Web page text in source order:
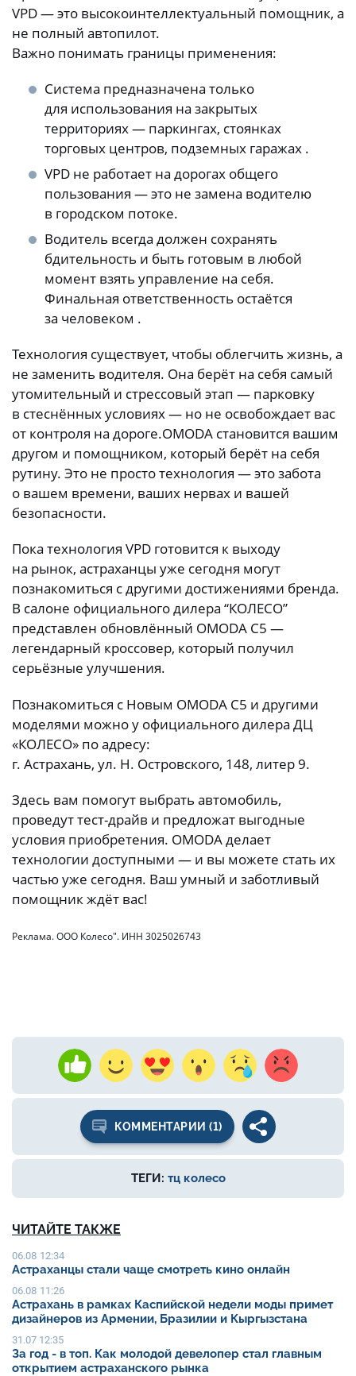
VPD — это высокоинтеллектуальный помощник, а
не полный автопилот.
Важно понимать границы применения:
Система предназначена только
для использования на закрытых
территориях — паркингах, стоянках
торговых центров, подземных гаражах .
VPD не работает на дорогах общего
пользования — это не замена водителю
в городском потоке.
Водитель всегда должен сохранять
бдительность и быть готовым в любой
момент взять управление на себя.
Финальная ответственность остаётся
за человеком .
Технология существует, чтобы облегчить жизнь, а
не заменить водителя. Она берёт на себя самый
утомительный и стрессовый этап — парковку
в стеснённых условиях — но не освобождает вас
от контроля на дороге.OMODA становится вашим
другом и помощником, который берёт на себя
рутину. Это не просто технология — это забота
о вашем времени, ваших нервах и вашей
безопасности.
Пока технология VPD готовится к выходу
на рынок, астраханцы уже сегодня могут
познакомиться с другими достижениями бренда.
В салоне официального дилера “КОЛЕСО”
представлен обновлённый OMODA C5 —
легендарный кроссовер, который получил
серьёзные улучшения.
Познакомиться с Новым OMODA C5 и другими
моделями можно у официального дилера ДЦ
«КОЛЕСО» по адресу:
г. Астрахань, ул. Н. Островского, 148, литер 9.
Здесь вам помогут выбрать автомобиль,
проведут тест-драйв и предложат выгодные
условия приобретения. OMODA делает
технологии доступными — и вы можете стать их
частью уже сегодня. Ваш умный и заботливый
помощник ждёт вас!
Реклама. ООО Колесо". ИНН 3025026743
КОММЕНТАРИИ (1)
ТЕГИ: тц колесо
ЧИТАЙТЕ ТАКЖЕ
06.08 12:34
Астраханцы стали чаще смотреть кино онлайн
06.08 11:26
Астрахань в рамках Каспийской недели моды примет
дизайнеров из Армении, Бразилии и Кыргызстана
31.07 12:35
За год - в топ. Как молодой девелопер стал главным
открытием астраханского рынка